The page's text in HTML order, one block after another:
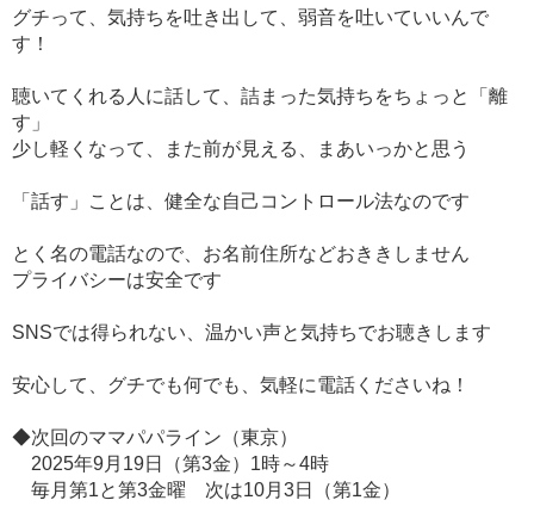
グチって、気持ちを吐き出して、弱音を吐いていいんで
す！
聴いてくれる人に話して、詰まった気持ちをちょっと「離
す」
少し軽くなって、また前が見える、まあいっかと思う
「話す」ことは、健全な自己コントロール法なのです
とく名の電話なので、お名前住所などおききしません
プライバシーは安全です
SNSでは得られない、温かい声と気持ちでお聴きします
安心して、グチでも何でも、気軽に電話くださいね！
◆次回のママパパライン（東京）
2025年9月19日（第3金）1時～4時
毎月第1と第3金曜 次は10月3日（第1金）